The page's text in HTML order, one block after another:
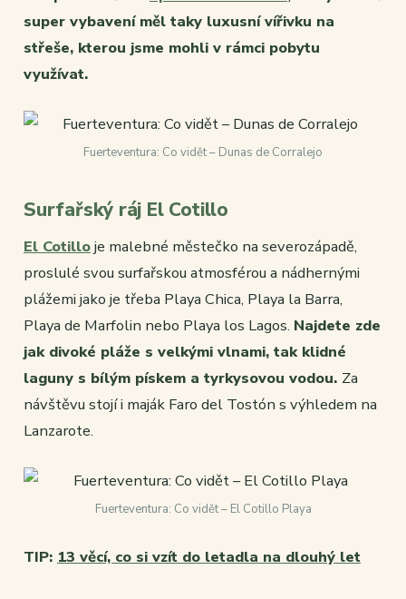
super vybavení měl taky luxusní vířivku na
střeše, kterou jsme mohli v rámci pobytu
využívat.
Fuerteventura: Co vidět – Dunas de Corralejo
Surfařský ráj El Cotillo
El Cotilloje malebné městečko na severozápadě,
proslulé svou surfařskou atmosférou a nádhernými
plážemi jako je třeba Playa Chica, Playa la Barra,
Playa de Marfolin nebo Playa los Lagos. Najdete zde
jak divoké pláže s velkými vlnami, tak klidné
laguny s bílým pískem a tyrkysovou vodou. Za
návštěvu stojí i maják Faro del Tostón s výhledem na
Lanzarote.
Fuerteventura: Co vidět – El Cotillo Playa
TIP: 13 věcí, co si vzít do letadla na dlouhý let